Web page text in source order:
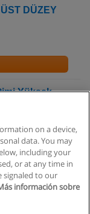
DÜZEY
Yüksek
on a device,
data. You may
including your
or at any time in
signaled to our
información sobre